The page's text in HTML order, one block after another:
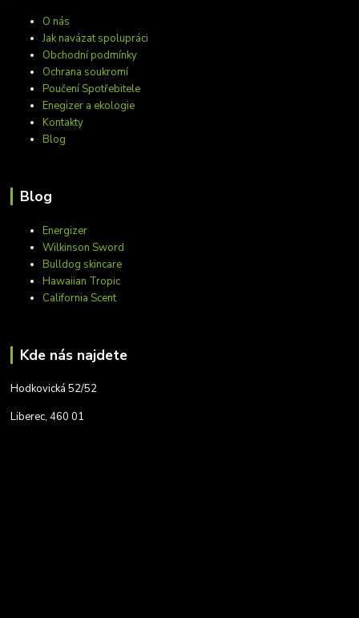
O nás
Jak navázat spolupráci
Obchodní podmínky
Ochrana soukromí
Poučení Spotřebitele
Enegizer a ekologie
Kontakty
Blog
Blog
Energizer
Wilkinson Sword
Bulldog skincare
Hawaiian Tropic
California Scent
Kde nás najdete
Hodkovická 52/52
Liberec, 460 01